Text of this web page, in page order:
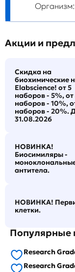
Организм:
Акции и
Скидка на
биохимические
Elabscience! от 5
наборов - 5%, от
наборов - 10%,
наборов - 20%.
31.08.2026
НОВИНКА!
Биосимиляры -
антитела.
НОВИНКА!
клетки.
Популярные
Research
Research